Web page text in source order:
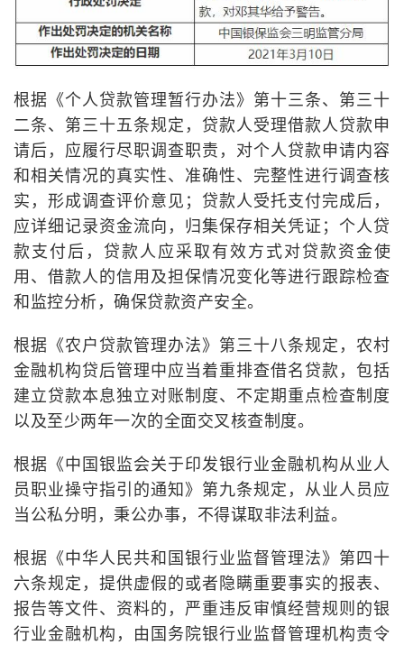
根据《个人贷款管理暂行办法》第十三条、第三十
二条、第三十五条规定，贷款人受理借款人贷款申
请后，应履行尽职调查职责，对个人贷款申请内容
和相关情况的真实性、准确性、完整性进行调查核
实，形成调查评价意见；贷款人受托支付完成后，
应详细记录资金流向，归集保存相关凭证；个人贷
款支付后，贷款人应采取有效方式对贷款资金使
用、借款人的信用及担保情况变化等进行跟踪检查
和监控分析，确保贷款资产安全。
根据《农户贷款管理办法》第三十八条规定，农村
金融机构贷后管理中应当着重排查借名贷款，包括
建立贷款本息独立对账制度、不定期重点检查制度
以及至少两年一次的全面交叉核查制度。
根据《中国银监会关于印发银行业金融机构从业人
员职业操守指引的通知》第九条规定，从业人员应
当公私分明，秉公办事，不得谋取非法利益。
根据《中华人民共和国银行业监督管理法》第四十
六条规定，提供虚假的或者隐瞒重要事实的报表、
报告等文件、资料的，严重违反审慎经营规则的银
行业金融机构，由国务院银行业监督管理机构责令